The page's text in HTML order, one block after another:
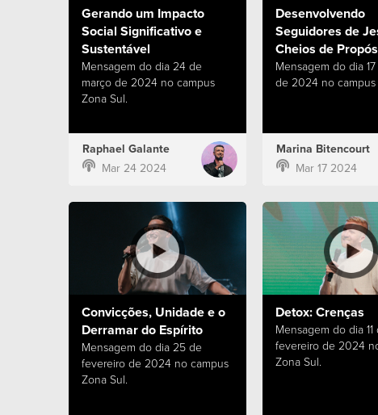
Gerando um Impacto
Social Significativo e
Sustentável
Mensagem do dia 24 de
março de 2024 no campus
Zona Sul.
Raphael Galante
Mar 24 2024
Desenvolvendo
Seguidores de
Cheios de
Mensagem do dia
de 2024 no campus
Marina Bitencourt
Mar 17 2024
Convicções, Unidade e o
Derramar do Espírito
Mensagem do dia 25 de
fevereiro de 2024 no campus
Zona Sul.
Detox: Crenças
Mensagem do dia 11
fevereiro de 2024
Zona Sul.